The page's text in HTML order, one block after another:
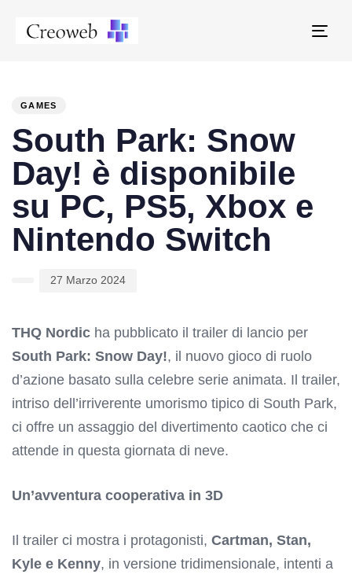
GAMES
South Park: Snow
Day! è disponibile
su PC, PS5, Xbox e
Nintendo Switch
27 Marzo 2024
THQ Nordic ha pubblicato il trailer di lancio per
South Park: Snow Day!, il nuovo gioco di ruolo
d’azione basato sulla celebre serie animata. Il trailer,
intriso dell’irriverente umorismo tipico di South Park,
ci offre un assaggio del divertimento caotico che ci
attende in questa giornata di neve.
Un’avventura cooperativa in 3D
Il trailer ci mostra i protagonisti, Cartman, Stan,
Kyle e Kenny, in versione tridimensionale, intenti a